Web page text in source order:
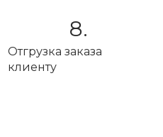
8.
Отгрузка заказа
клиенту